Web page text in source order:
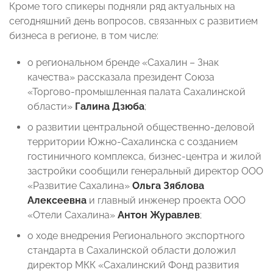
Кроме того спикеры подняли ряд актуальных на
сегодняшний день вопросов, связанных с развитием
бизнеса в регионе, в том числе:
о региональном бренде «Сахалин – Знак
качества» рассказала президент Союза
«Торгово-промышленная палата Сахалинской
области» Галина Дзюба;
о развитии центральной общественно-деловой
территории Южно-Сахалинска с созданием
гостиничного комплекса, бизнес-центра и жилой
застройки сообщили генеральный директор ООО
«Развитие Сахалина» Ольга Зяблова
Алексеевна и главный инженер проекта ООО
«Отели Сахалина» Антон Журавлев;
о ходе внедрения Регионального экспортного
стандарта в Сахалинской области доложил
директор МКК «Сахалинский Фонд развития